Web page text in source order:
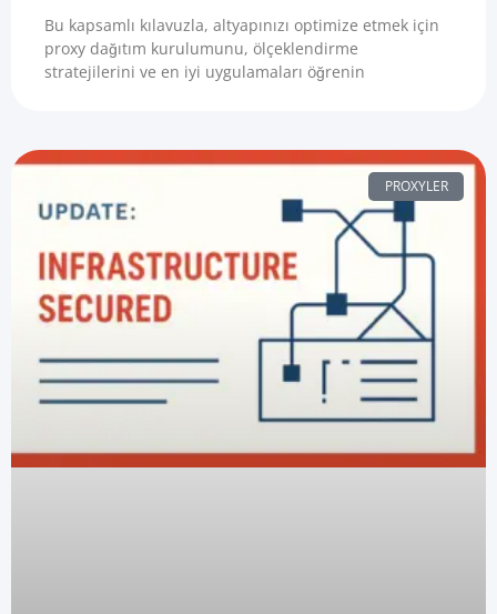
Bu kapsamlı kılavuzla, altyapınızı optimize etmek için
proxy dağıtım kurulumunu, ölçeklendirme
stratejilerini ve en iyi uygulamaları öğrenin
PROXYLER